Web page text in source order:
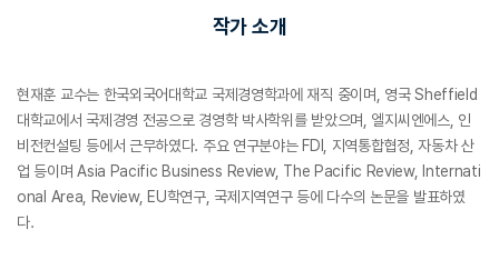
작가 소개
현재훈 교수는 한국외국어대학교 국제경영학과에 재직 중이며, 영국 Sheffield
대학교에서 국제경영 전공으로 경영학 박사학위를 받았으며, 엘지씨엔에스, 인
비전컨설팅 등에서 근무하였다. 주요 연구분야는 FDI, 지역통합협정, 자동차 산
업 등이며 Asia Pacific Business Review, The Pacific Review, Internati
onal Area, Review, EU학연구, 국제지역연구 등에 다수의 논문을 발표하였
다.